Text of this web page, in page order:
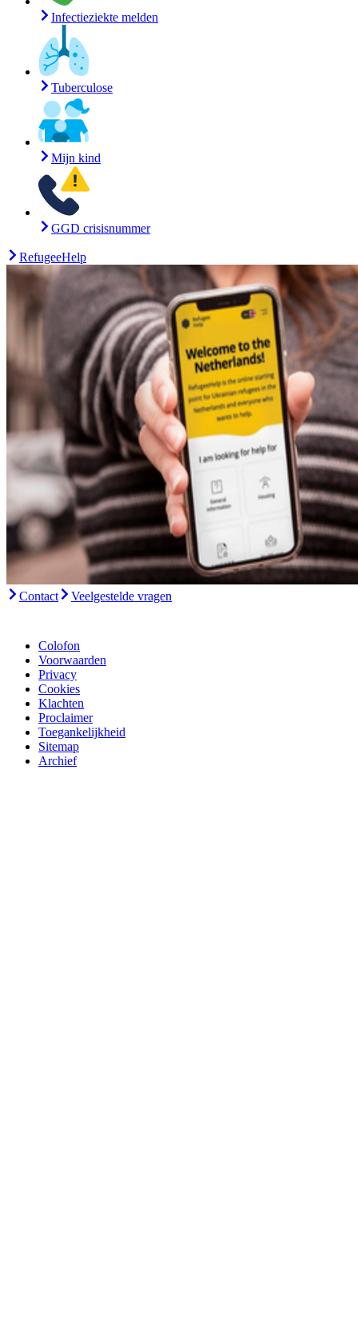
Infectieziekte melden
Tuberculose
Mijn kind
GGD crisisnummer
RefugeeHelp
Contact Veelgestelde vragen
Colofon
Voorwaarden
Privacy
Cookies
Klachten
Proclaimer
Toegankelijkheid
Sitemap
Archief